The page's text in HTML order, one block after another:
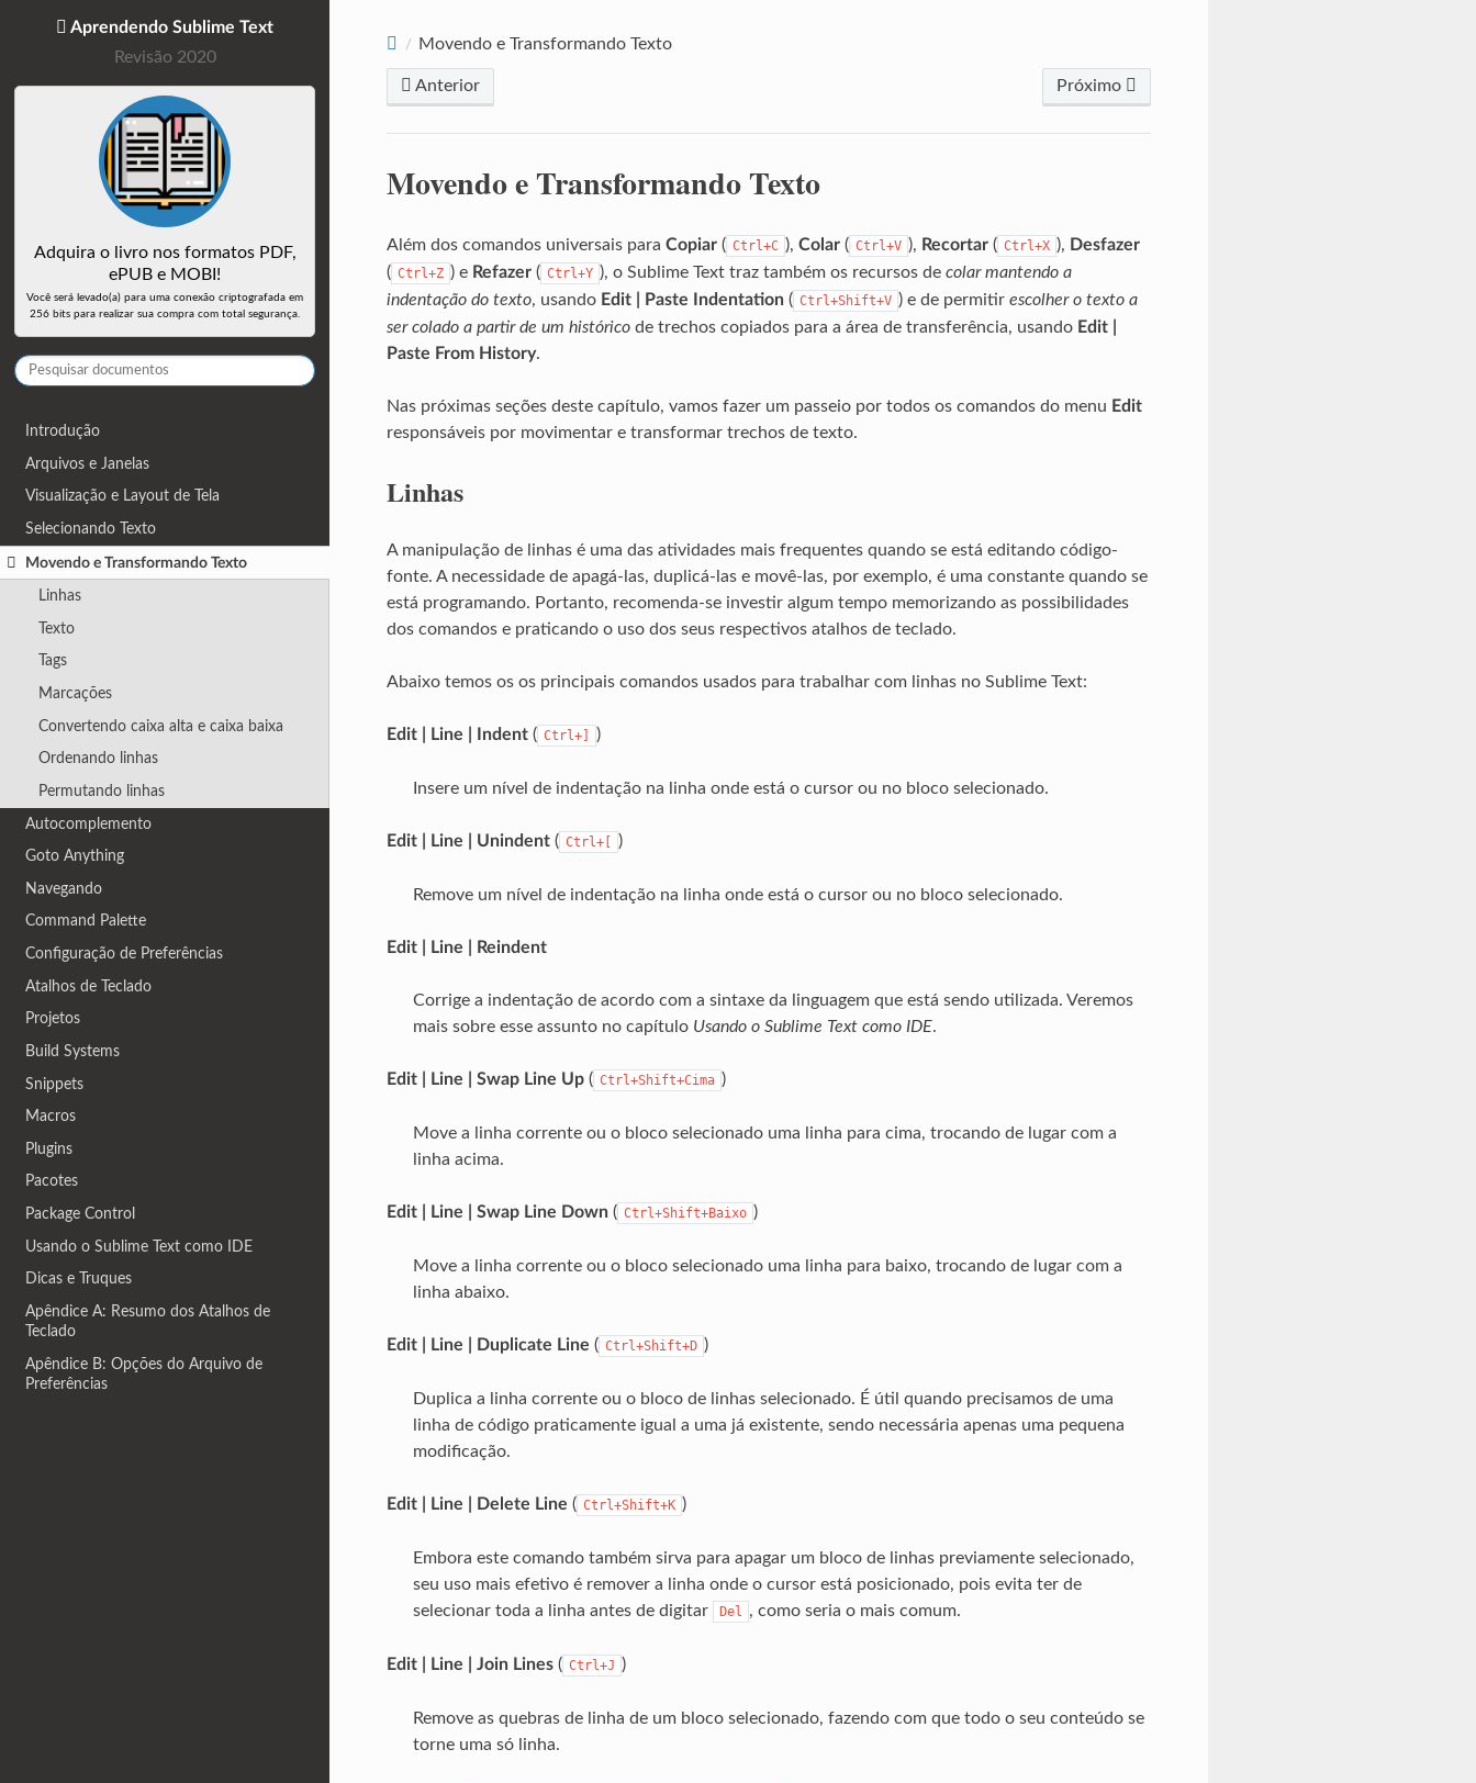
Aprendendo Sublime Text
Revisão 2020
Adquira o livro nos formatos PDF,
ePUB e MOBI!
Você será levado(a) para uma conexão criptografada em
256 bits para realizar sua compra com total segurança.
Introdução
Arquivos e Janelas
Visualização e Layout de Tela
Selecionando Texto
Movendo e Transformando Texto
Linhas
Texto
Tags
Marcações
Convertendo caixa alta e caixa baixa
Ordenando linhas
Permutando linhas
Autocomplemento
Goto Anything
Navegando
Command Palette
Configuração de Preferências
Atalhos de Teclado
Projetos
Build Systems
Snippets
Macros
Plugins
Pacotes
Package Control
Usando o Sublime Text como IDE
Dicas e Truques
Apêndice A: Resumo dos Atalhos de
Teclado
Apêndice B: Opções do Arquivo de
Preferências
Movendo e Transformando Texto
Anterior Próximo
Movendo e Transformando Texto
Além dos comandos universais para Copiar( Ctrl+C ), Colar( Ctrl+V ), Recortar( Ctrl+X ), Desfazer
( Ctrl+Z ) e Refazer( Ctrl+Y ), o Sublime Text traz também os recursos de colar mantendo a
indentação do texto, usando Edit | Paste Indentation( Ctrl+Shift+V ) e de permitir escolher o texto a
ser colado a partir de um históricode trechos copiados para a área de transferência, usando Edit |
Paste From History.
Nas próximas seções deste capítulo, vamos fazer um passeio por todos os comandos do menu Edit
responsáveis por movimentar e transformar trechos de texto.
Linhas
A manipulação de linhas é uma das atividades mais frequentes quando se está editando código-
fonte. A necessidade de apagá-las, duplicá-las e movê-las, por exemplo, é uma constante quando se
está programando. Portanto, recomenda-se investir algum tempo memorizando as possibilidades
dos comandos e praticando o uso dos seus respectivos atalhos de teclado.
Abaixo temos os os principais comandos usados para trabalhar com linhas no Sublime Text:
Edit | Line | Indent( Ctrl+] )
Insere um nível de indentação na linha onde está o cursor ou no bloco selecionado.
Edit | Line | Unindent( Ctrl+[ )
Remove um nível de indentação na linha onde está o cursor ou no bloco selecionado.
Edit | Line | Reindent
Corrige a indentação de acordo com a sintaxe da linguagem que está sendo utilizada. Veremos
mais sobre esse assunto no capítulo Usando o Sublime Text como IDE.
Edit | Line | Swap Line Up( Ctrl+Shift+Cima )
Move a linha corrente ou o bloco selecionado uma linha para cima, trocando de lugar com a
linha acima.
Edit | Line | Swap Line Down( Ctrl+Shift+Baixo )
Move a linha corrente ou o bloco selecionado uma linha para baixo, trocando de lugar com a
linha abaixo.
Edit | Line | Duplicate Line ( Ctrl+Shift+D )
Duplica a linha corrente ou o bloco de linhas selecionado. É útil quando precisamos de uma
linha de código praticamente igual a uma já existente, sendo necessária apenas uma pequena
modificação.
Edit | Line | Delete Line ( Ctrl+Shift+K )
Embora este comando também sirva para apagar um bloco de linhas previamente selecionado,
seu uso mais efetivo é remover a linha onde o cursor está posicionado, pois evita ter de
selecionar toda a linha antes de digitar
Del , como seria o mais comum.
Edit | Line | Join Lines( Ctrl+J )
Remove as quebras de linha de um bloco selecionado, fazendo com que todo o seu conteúdo se
torne uma só linha.